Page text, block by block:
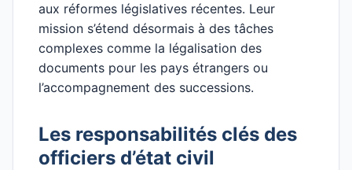
aux réformes législatives récentes. Leur
mission s’étend désormais à des tâches
complexes comme la légalisation des
documents pour les pays étrangers ou
l’accompagnement des successions.
Les responsabilités clés des
officiers d’état civil